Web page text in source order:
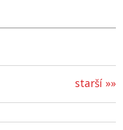
starší »»